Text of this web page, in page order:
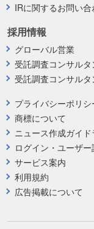
プライバシーポリシ
商標について
ニュース作成ガイド
ログイン・ユーザ
サービス案内
利用規約
広告掲載について
採用情報
グローバル営業
受託調査コンサルタ
受託調査コンサルタ
IRに関するお問い合